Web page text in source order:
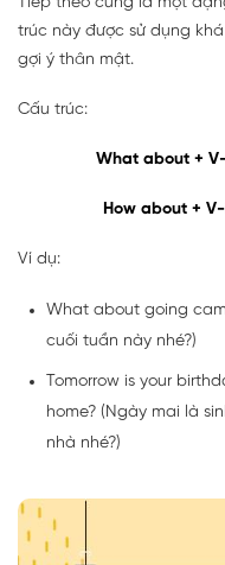
trúc này được sử dụng
gợi ý thân mật.
Cấu trúc:
What about +
How about +
Ví dụ:
What about going
cuối tuần này nhé?)
Tomorrow is your
home? (Ngày mai là
nhà nhé?)